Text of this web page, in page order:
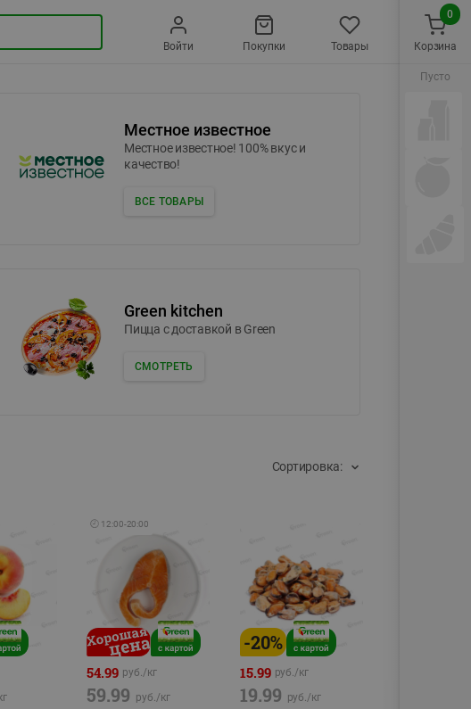
Войти Покупки Товары
Местное известное
Местное известное! 100% вкус и
качество!
ВСЕ ТОВАРЫ
Green kitchen
Пицца c доставкой в Green
СМОТРЕТЬ
Сортировка:
🕘 12:00-20:00
54.99 руб./кг
59.99 руб./кг
-20%
15.99 руб./кг
19.99 руб./кг
Корзина
0
Пусто